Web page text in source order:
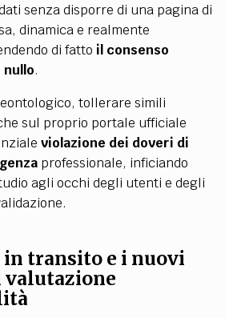
senza disporre di una pagina di
dinamica e realmente
di fatto il consenso
.
tollerare simili
sul proprio portale ufficiale
violazione dei doveri di
professionale, inficiando
agli occhi degli utenti e degli
in transito e i nuovi